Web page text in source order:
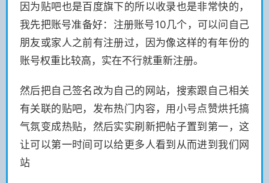
因为贴吧也是百度旗下的所以收录也是非常快的，
我先把账号准备好：注册账号10几个，可以问自己
朋友或家人之前有注册过，因为像这样的有年份的
账号权重比较高，实在不行就重新注册。
然后把自己签名改为自己的网站，搜索跟自己相关
有关联的贴吧，发布热门内容，用小号点赞烘托搞
气氛变成热贴，然后实实刷新把帖子置到第一，这
让可以第一时间可以给更多人看到从而进到我们网
站